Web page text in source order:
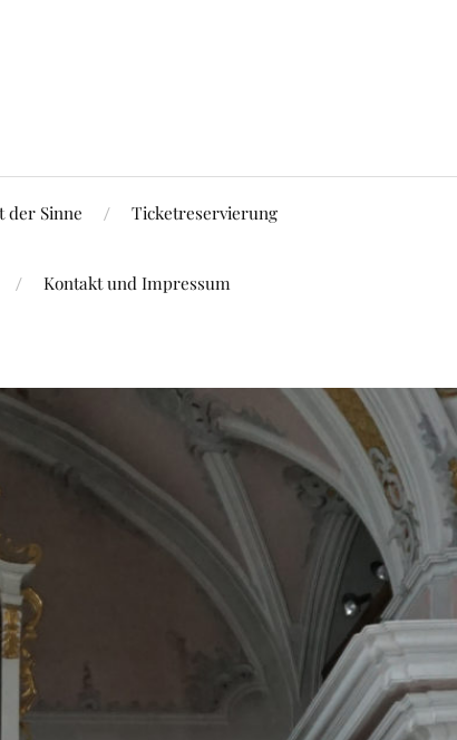
der Sinne Ticketreservierung
Kontakt und Impressum